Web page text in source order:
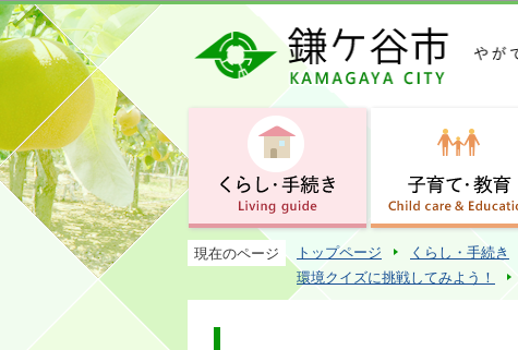
現在のページ トップページ くらし・手続き
環境クイズに挑戦してみよう！